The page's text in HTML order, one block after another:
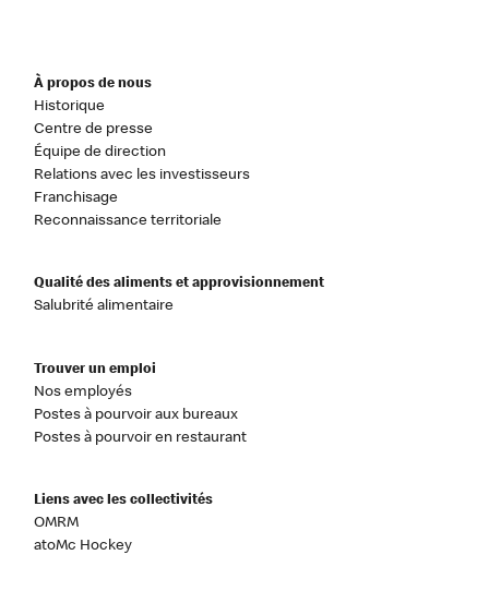
À propos de nous
Historique
Centre de presse
Équipe de direction
Relations avec les investisseurs
Franchisage
Reconnaissance territoriale
Qualité des aliments et approvisionnement
Salubrité alimentaire
Trouver un emploi
Nos employés
Postes à pourvoir aux bureaux
Postes à pourvoir en restaurant
Liens avec les collectivités
OMRM
atoMc Hockey